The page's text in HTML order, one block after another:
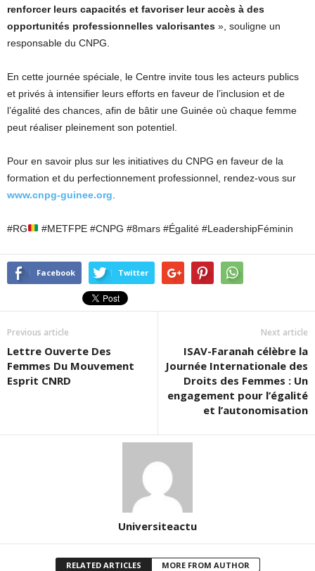
renforcer leurs capacités et favoriser leur accès à des
opportunités professionnelles valorisantes », souligne un
responsable du CNPG.
En cette journée spéciale, le Centre invite tous les acteurs publics
et privés à intensifier leurs efforts en faveur de l’inclusion et de
l’égalité des chances, afin de bâtir une Guinée où chaque femme
peut réaliser pleinement son potentiel.
Pour en savoir plus sur les initiatives du CNPG en faveur de la
formation et du perfectionnement professionnel, rendez-vous sur
www.cnpg-guinee.org
#RG #METFPE #CNPG #8mars #Égalité #LeadershipFéminin
Facebook Twitter
Previous article
Lettre Ouverte Des
Femmes Du Mouvement
Esprit CNRD
Next article
ISAV-Faranah célèbre la
Journée Internationale des
Droits des Femmes : Un
engagement pour l’égalité
et l’autonomisation
Universiteactu
RELATED ARTICLES MORE FROM AUTHOR